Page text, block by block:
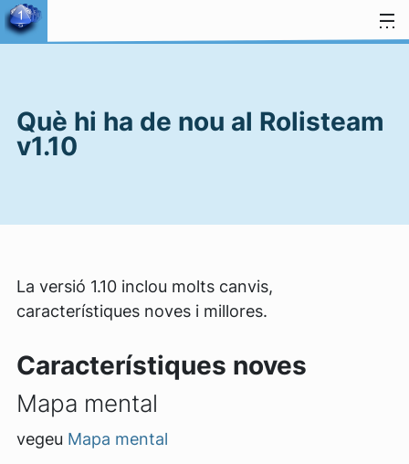
Salta al contingut
Què hi ha de nou al Rolisteam
v1.10
La versió 1.10 inclou molts canvis,
característiques noves i millores.
Característiques noves
Mapa mental
vegeu Mapa mental